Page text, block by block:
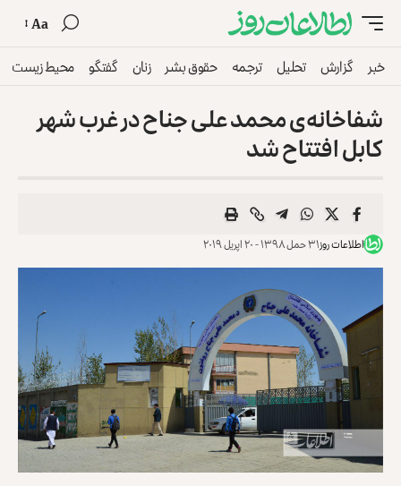
Aa
خبر گزارش تحلیل ترجمه حقوق بشر زنان گفتگو محیط زیست
شفاخانه‌ی محمد علی جناح در غرب شهر
کابل افتتاح شد
اطلاعات روز۳۱ حمل ۱۳۹۸ - ۲۰ اپریل ۲۰۱۹